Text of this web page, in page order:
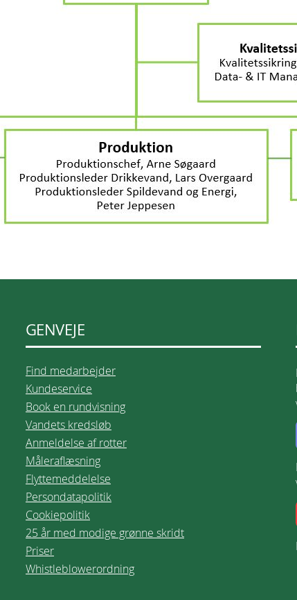
GENVEJE
Find medarbejder
Kundeservice
Book en rundvisning
Vandets kredsløb
Anmeldelse af rotter
Måleraflæsning
Flyttemeddelelse
Persondatapolitik
Cookiepolitik
25 år med modige grønne skridt
Priser
Whistleblowerordning